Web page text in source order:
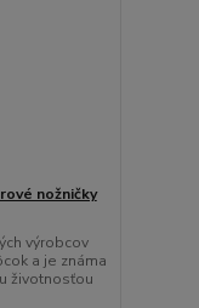
nožničky
výrobcov
a je známa
životnosťou